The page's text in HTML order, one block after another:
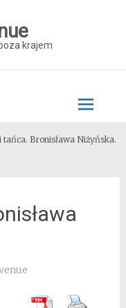
krajem
tańca. Bronisława Niżyńska.